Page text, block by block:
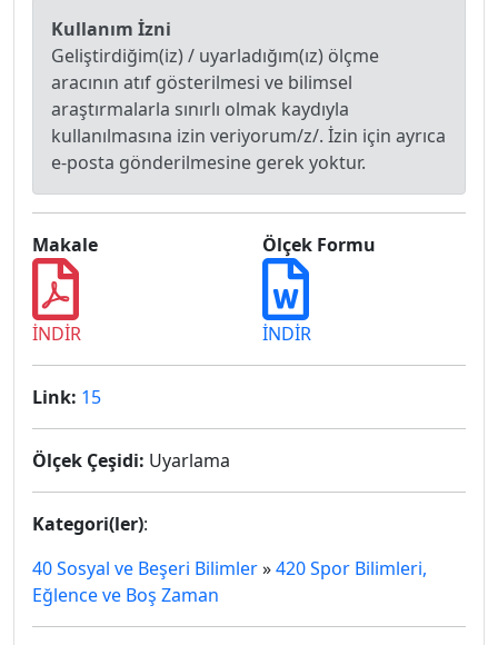
Kullanım İzni
Geliştirdiğim(iz) / uyarladığım(ız) ölçme
aracının atıf gösterilmesi ve bilimsel
araştırmalarla sınırlı olmak kaydıyla
kullanılmasına izin veriyorum/z/. İzin için ayrıca
e-posta gönderilmesine gerek yoktur.
Makale
İNDİR
Ölçek Formu
İNDİR
Link: 15
Ölçek Çeşidi: Uyarlama
Kategori(ler):
40 Sosyal ve Beşeri Bilimler»420 Spor Bilimleri,
Eğlence ve Boş Zaman